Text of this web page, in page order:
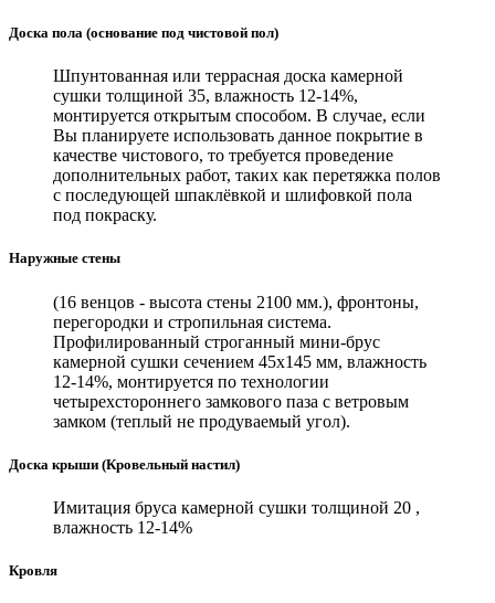
Доска пола (основание под чистовой пол)
Шпунтованная или террасная доска камерной
сушки толщиной 35, влажность 12-14%,
монтируется открытым способом. В случае, если
Вы планируете использовать данное покрытие в
качестве чистового, то требуется проведение
дополнительных работ, таких как перетяжка полов
с последующей шпаклёвкой и шлифовкой пола
под покраску.
Наружные стены
(16 венцов - высота стены 2100 мм.), фронтоны,
перегородки и стропильная система.
Профилированный строганный мини-брус
камерной сушки сечением 45х145 мм, влажность
12-14%, монтируется по технологии
четырехстороннего замкового паза с ветровым
замком (теплый не продуваемый угол).
Доска крыши (Кровельный настил)
Имитация бруса камерной сушки толщиной 20 ,
влажность 12-14%
Кровля